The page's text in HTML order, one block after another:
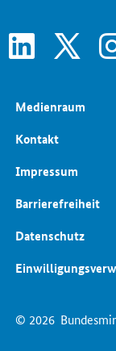
linkedin
© 2026
Medienraum
Kontakt
Impressum
Barrierefreiheit
Datenschutz